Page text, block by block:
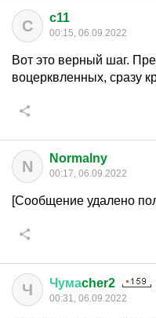
C c11
00:15, 06.09.2022
Вот это верный шаг.
воцерквленных, сразу
N Normalny
00:17, 06.09.2022
[Сообщение удалено
Ч Чумаcher2
00:31, 06.09.2022